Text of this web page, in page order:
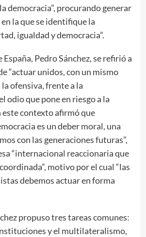
democracia”, procurando generar
la que se identifique la
igualdad y democracia”.
Pedro Sánchez, se refirió a
“actuar unidos, con un mismo
ofensiva, frente a la
odio que pone en riesgo a la
este contexto afirmó que
es un deber moral, una
con las generaciones futuras”,
“internacional reaccionaria que
motivo por el cual “las
debemos actuar en forma
propuso tres tareas comunes:
y el multilateralismo,